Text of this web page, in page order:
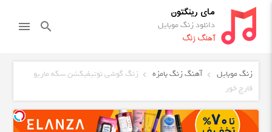
مای رینگتون
دانلود زنگ موبایل
آهنگ زنگ
search
menu
زنگ موبایل آهنگ زنگ بامزه
زنگ گوشی نوتیفیکشن سکه ماریو
قارچ خور